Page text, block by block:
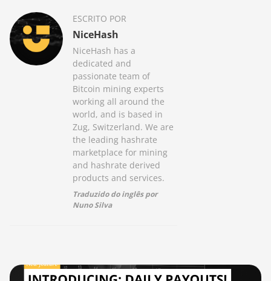
ESCRITO POR
NiceHash
NiceHash has a
dedicated and
passionate team of
Bitcoin mining experts
working all around the
world, and is based in
Zug, Switzerland. We are
the leading hashrate
marketplace for mining
and hashrate derived
products and services.
Traduzido do inglês por
Nuno Silva